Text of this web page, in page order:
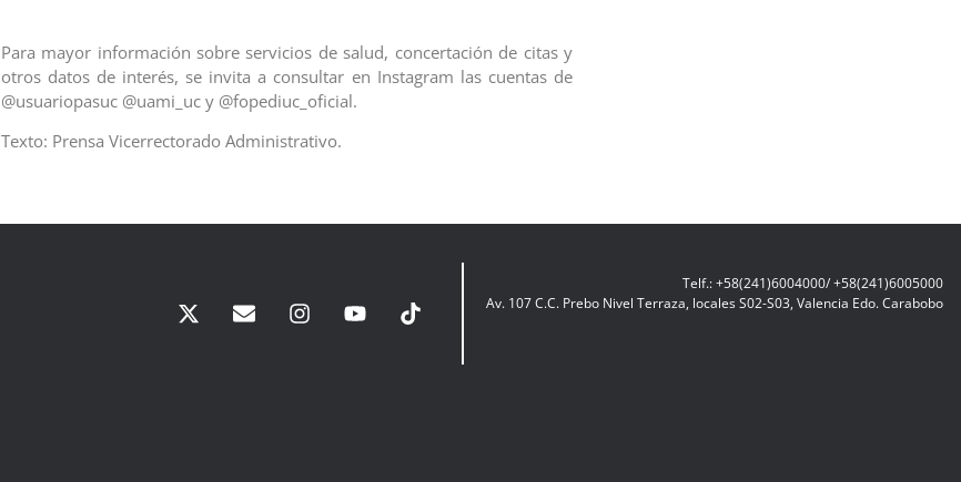
Para mayor información sobre servicios de salud, concertación de citas y
otros datos de interés, se invita a consultar en Instagram las cuentas de
@usuariopasuc @uami_uc y @fopediuc_oficial.
Texto: Prensa Vicerrectorado Administrativo.
Telf.: +58(241)6004000/ +58(241)6005000
Av. 107 C.C. Prebo Nivel Terraza, locales S02-S03, Valencia Edo. Carabobo